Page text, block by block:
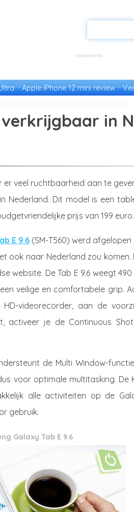
Apple iPhone 12 mini review
verkrijgbaar in
er veel ruchtbaarheid aan te
Nederland. Dit model is een
prijs van 199 euro.
E 9.6(SM-T560) werd afgelopen
ook naar Nederland zou komen.
website. De Tab E 9.6 weegt
veilige en comfortabele grip.
videorecorder, aan de
je de Continuous
de Multi Window-
voor optimale multitasking. De
alle activiteiten op de
gebruik.
Galaxy Tab E 9.6